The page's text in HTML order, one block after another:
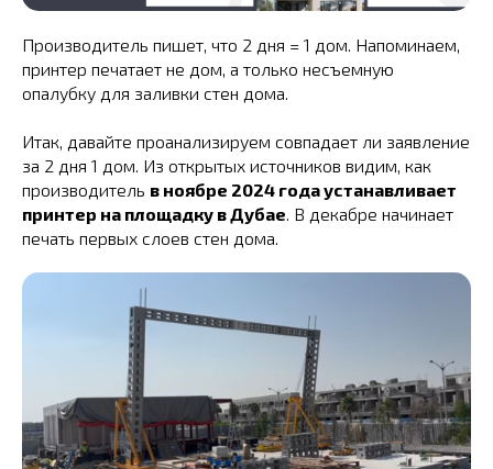
Производитель пишет, что 2 дня = 1 дом. Напоминаем,
принтер печатает не дом, а только несъемную
опалубку для заливки стен дома.
Итак, давайте проанализируем совпадает ли заявление
за 2 дня 1 дом. Из открытых источников видим, как
производитель в ноябре 2024 года устанавливает
принтер на площадку в Дубае. В декабре начинает
печать первых слоев стен дома.